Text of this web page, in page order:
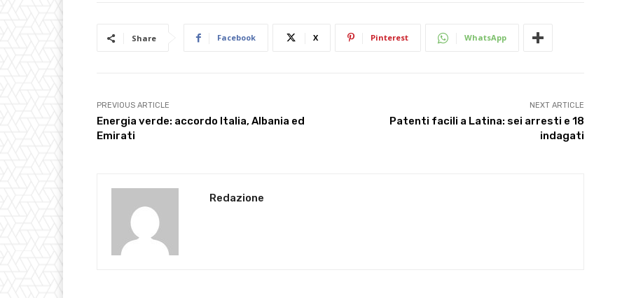
Share Facebook X Pinterest WhatsApp
PREVIOUS ARTICLE
Energia verde: accordo Italia, Albania ed
Emirati
NEXT ARTICLE
Patenti facili a Latina: sei arresti e 18
indagati
Redazione